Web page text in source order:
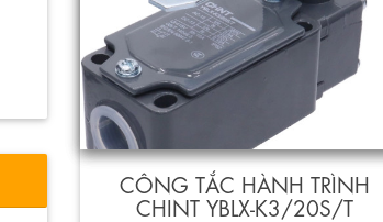
CÔNG TẮC HÀNH TRÌNH
CHINT YBLX-K3/20S/T